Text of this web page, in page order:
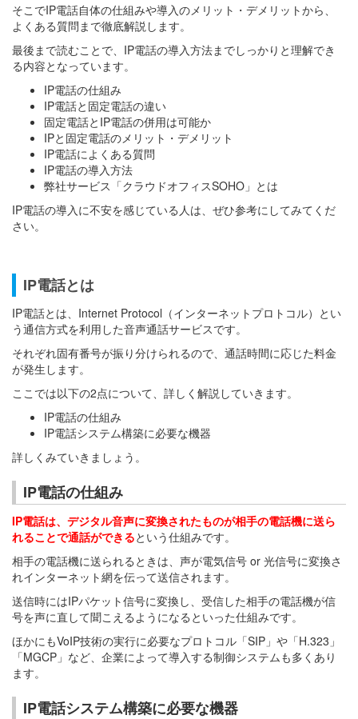
そこでIP電話自体の仕組みや導入のメリット・デメリットから、
よくある質問まで徹底解説します。
最後まで読むことで、IP電話の導入方法までしっかりと理解でき
る内容となっています。
IP電話の仕組み
IP電話と固定電話の違い
固定電話とIP電話の併用は可能か
IPと固定電話のメリット・デメリット
IP電話によくある質問
IP電話の導入方法
弊社サービス「クラウドオフィスSOHO」とは
IP電話の導入に不安を感じている人は、ぜひ参考にしてみてくだ
さい。
IP電話とは
IP電話とは、Internet Protocol（インターネットプロトコル）とい
う通信方式を利用した音声通話サービスです。
それぞれ固有番号が振り分けられるので、通話時間に応じた料金
が発生します。
ここでは以下の2点について、詳しく解説していきます。
IP電話の仕組み
IP電話システム構築に必要な機器
詳しくみていきましょう。
IP電話の仕組み
IP電話は、デジタル音声に変換されたものが相手の電話機に送ら
れることで通話ができるという仕組みです。
相手の電話機に送られるときは、声が電気信号 or 光信号に変換さ
れインターネット網を伝って送信されます。
送信時にはIPパケット信号に変換し、受信した相手の電話機が信
号を声に直して聞こえるようになるといった仕組みです。
ほかにもVoIP技術の実行に必要なプロトコル「SIP」や「H.323」
「MGCP」など、企業によって導入する制御システムも多くあり
ます。
IP電話システム構築に必要な機器